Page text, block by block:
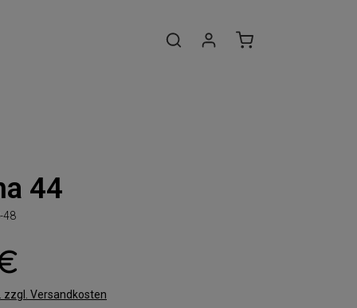
44
48
zzgl. Versandkosten